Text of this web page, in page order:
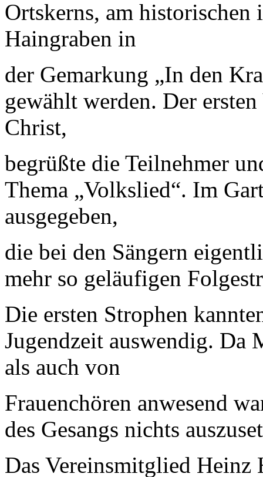
Ortskerns, am historischen
Haingraben in
der Gemarkung „In den
gewählt werden. Der
Christ,
begrüßte die Teilnehmer
Thema „Volkslied“. Im
ausgegeben,
die bei den Sängern
mehr so geläufigen
Die ersten Strophen
Jugendzeit auswendig.
als auch von
Frauenchören anwesend
des Gesangs nichts
Das Vereinsmitglied Heinz